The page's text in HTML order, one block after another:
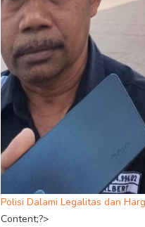
Polisi Dalami Legalitas dan
Content;?>